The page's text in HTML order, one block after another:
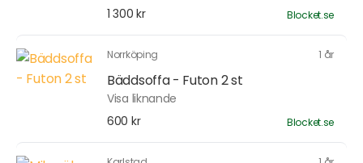
1 300 kr
Blocket.se
Norrköping 1 år
Bäddsoffa - Futon 2 st
Visa liknande
600 kr
Blocket.se